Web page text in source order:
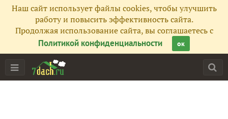
Наш сайт использует файлы cookies, чтобы улучшить
работу и повысить эффективность сайта.
Продолжая использование сайта, вы соглашаетесь с
Политикой конфиденциальности
ок